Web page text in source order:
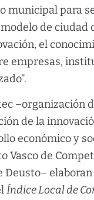
municipal para
de ciudad
el
empresas,
–organización
de la
económico y
Vasco de
Deusto– elaboran
Índice Local de